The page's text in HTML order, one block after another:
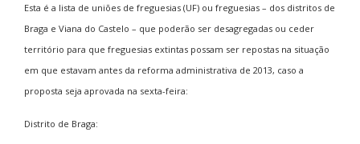
Esta é a lista de uniões de freguesias (UF) ou freguesias – dos distritos de
Braga e Viana do Castelo – que poderão ser desagregadas ou ceder
território para que freguesias extintas possam ser repostas na situação
em que estavam antes da reforma administrativa de 2013, caso a
proposta seja aprovada na sexta-feira:
Distrito de Braga: